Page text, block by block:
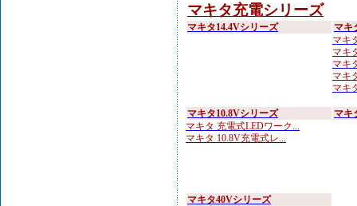
マキタ充電シリーズ
マキタ14.4Vシリーズ
マキ
マキ
マキ
マキ
マキ
マキ
マキタ10.8Vシリーズ
マキタ 充電式LEDワーク...
マキタ 10.8V充電式レ...
マキ
マキタ40Vシリーズ